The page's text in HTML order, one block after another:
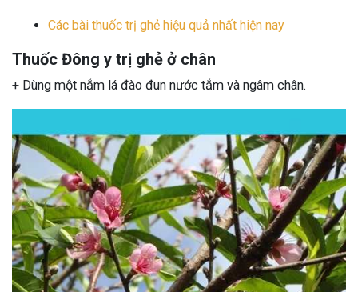
Các bài thuốc trị ghẻ hiệu quả nhất hiện nay
Thuốc Đông y trị ghẻ ở chân
+ Dùng một nắm lá đào đun nước tắm và ngâm chân.